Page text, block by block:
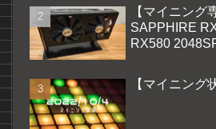
【マイニング
SAPPHIRE
RX580
【マイニング